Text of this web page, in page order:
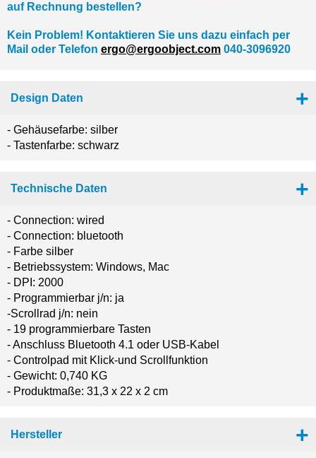
auf Rechnung bestellen?
Kein Problem! Kontaktieren Sie uns dazu einfach per
Mail oder Telefon ergo@ergoobject.com 040-3096920
Design Daten
- Gehäusefarbe: silber
- Tastenfarbe: schwarz
Technische Daten
- Connection: wired
- Connection: bluetooth
- Farbe silber
- Betriebssystem: Windows, Mac
- DPI: 2000
- Programmierbar j/n: ja
-Scrollrad j/n: nein
- 19 programmierbare Tasten
- Anschluss Bluetooth 4.1 oder USB-Kabel
- Controlpad mit Klick-und Scrollfunktion
- Gewicht: 0,740 KG
- Produktmaße: 31,3 x 22 x 2 cm
Hersteller